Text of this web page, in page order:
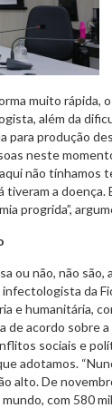
muito rápida,
além da
para produção
neste
não tínhamos
tiveram a
progrida”,
ou não, não são,
da
e humanitária,
de acordo sobre
sociais e
adotamos.
alto. De
com 580